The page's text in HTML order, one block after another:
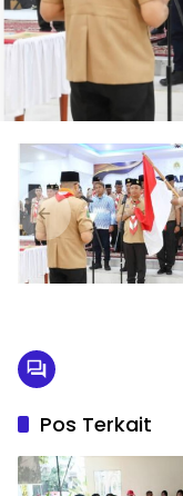
Pos Terkait